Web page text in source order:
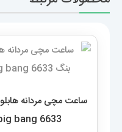
ساعت مچی مردانه
6633 Hublot big bang